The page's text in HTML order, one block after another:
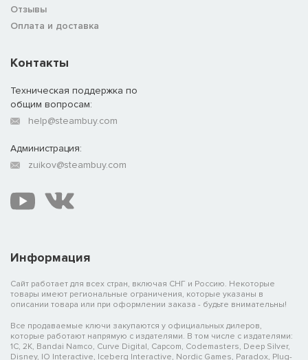
Отзывы
Оплата и доставка
Информация
Сайт работает для всех стран, включая СНГ и Россию. Некоторые
товары имеют региональные ограничения, которые указаны в
описании товара или при оформлении заказа - будьте внимательны!
Все продаваемые ключи закупаются у официальных дилеров,
которые работают напрямую с издателями. В том числе с издателями:
1C, 2K, Bandai Namco, Curve Digital, Capcom, Codemasters, Deep Silver,
Disney, IO Interactive, Iceberg Interactive, Nordic Games, Paradox, Plug-
Контакты
Техническая поддержка по
общим вопросам:
help@steambuy.com
Администрация:
zuikov@steambuy.com